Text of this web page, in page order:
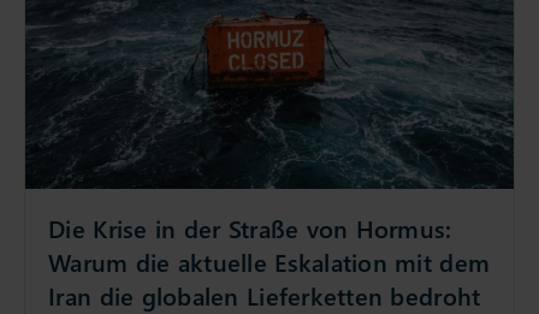
Die Krise in der Straße von Hormus:
Warum die aktuelle Eskalation mit dem
Iran die globalen Lieferketten bedroht